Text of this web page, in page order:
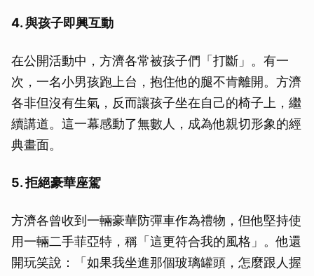
4. 與孩子即興互動
在公開活動中，方濟各常被孩子們「打斷」。有一
次，一名小男孩跑上台，抱住他的腿不肯離開。方濟
各非但沒有生氣，反而讓孩子坐在自己的椅子上，繼
續講道。這一幕感動了無數人，成為他親切形象的經
典畫面。
5. 拒絕豪華座駕
方濟各曾收到一輛豪華防彈車作為禮物，但他堅持使
用一輛二手菲亞特，稱「這更符合我的風格」。他還
開玩笑說：「如果我坐進那個玻璃罐頭，怎麼跟人握